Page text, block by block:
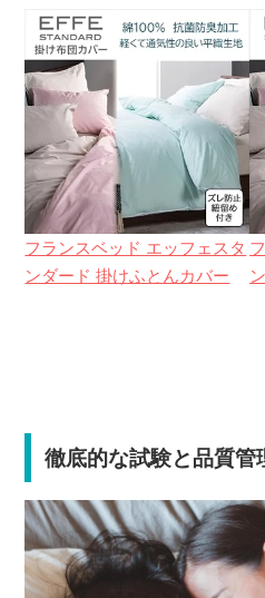
フランスベッド エッフェスタ
ンダード 掛けふとんカバー
徹底的な試験と品質管